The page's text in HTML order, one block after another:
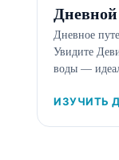
Дневное
Увидите
воды —
ИЗУЧИТЬ